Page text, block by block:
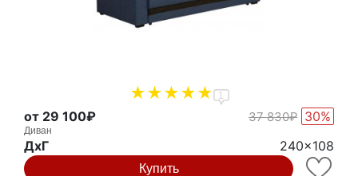
1
от 29 100₽ 37 830₽ 30%
Диван
ДxГ 240x108
Купить